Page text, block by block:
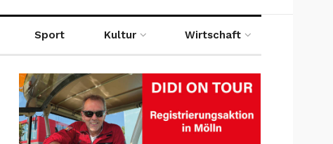
Sport Kultur Wirtschaft